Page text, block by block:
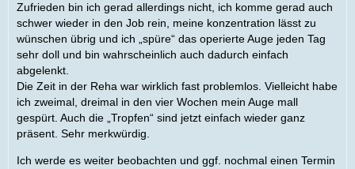
Zufrieden bin ich gerad allerdings nicht, ich komme gerad auch
schwer wieder in den Job rein, meine konzentration lässt zu
wünschen übrig und ich „spüre“ das operierte Auge jeden Tag
sehr doll und bin wahrscheinlich auch dadurch einfach
abgelenkt.
Die Zeit in der Reha war wirklich fast problemlos. Vielleicht habe
ich zweimal, dreimal in den vier Wochen mein Auge mall
gespürt. Auch die „Tropfen“ sind jetzt einfach wieder ganz
präsent. Sehr merkwürdig.
Ich werde es weiter beobachten und ggf. nochmal einen Termin